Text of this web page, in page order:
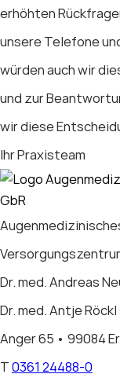
erhöhten
unsere Telefone
würden auch wir
und zur
wir diese
Ihr Praxisteam
Dr. med. Andreas
Dr. med. Antje Röckl
Anger 65 • 99084
T0361 24488-0